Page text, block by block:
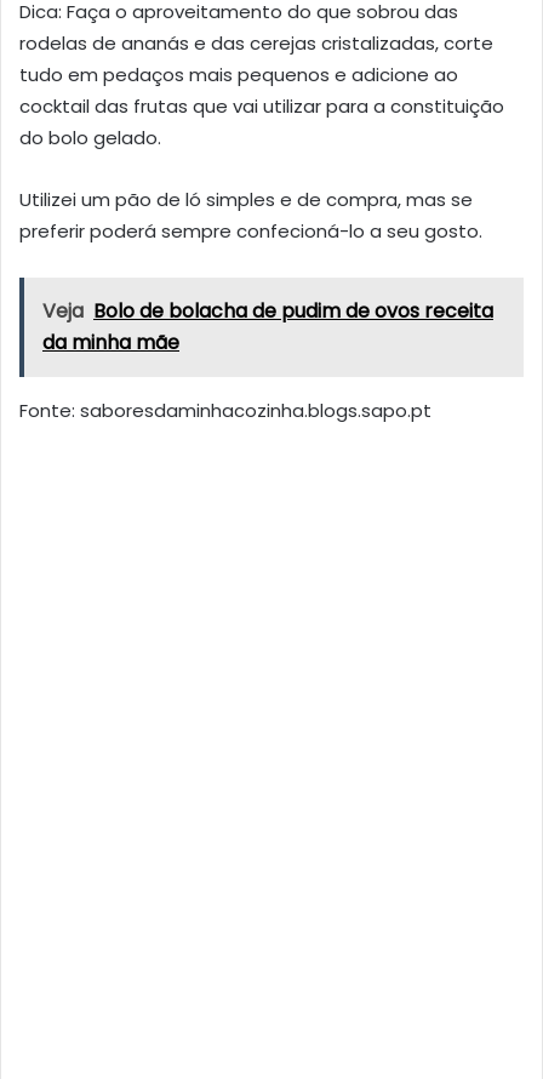
Dica: Faça o aproveitamento do que sobrou das
rodelas de ananás e das cerejas cristalizadas, corte
tudo em pedaços mais pequenos e adicione ao
cocktail das frutas que vai utilizar para a constituição
do bolo gelado.
Utilizei um pão de ló simples e de compra, mas se
preferir poderá sempre confecioná-lo a seu gosto.
Veja Bolo de bolacha de pudim de ovos receita
da minha mãe
Fonte: saboresdaminhacozinha.blogs.sapo.pt